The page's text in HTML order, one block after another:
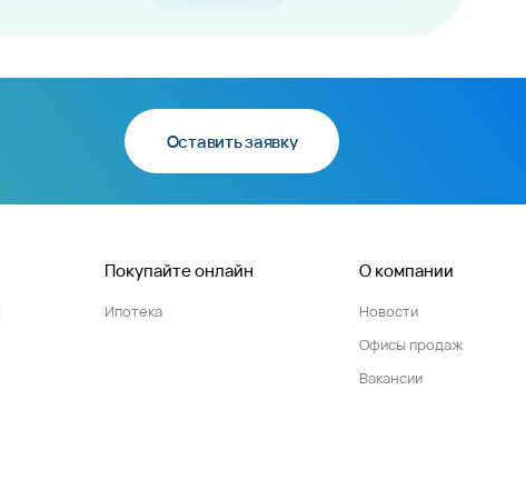
Оставить заявку
Покупайте онлайн
Ипотека
О компании
Новости
Офисы продаж
Вакансии